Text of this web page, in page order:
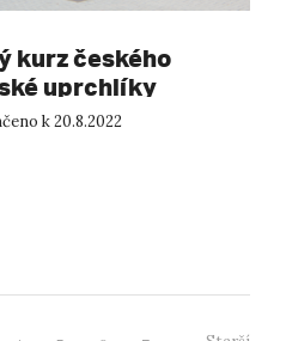
kurz českého
uprchlíky
k 20.8.2022